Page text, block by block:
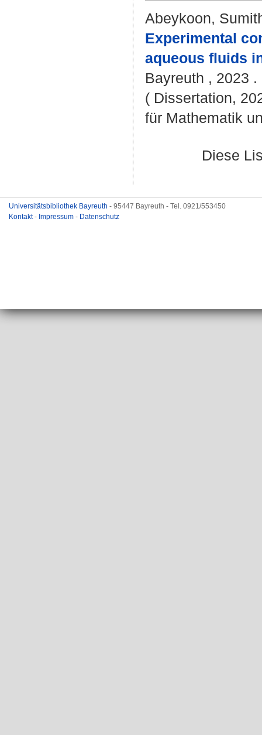
Abeykoon,
Experimental
aqueous fluids
Bayreuth , 2023
( Dissertation,
für Mathematik
Diese
Universitätsbibliothek Bayreuth - 95447 Bayreuth - Tel. 0921/553450
Kontakt- Impressum - Datenschutz